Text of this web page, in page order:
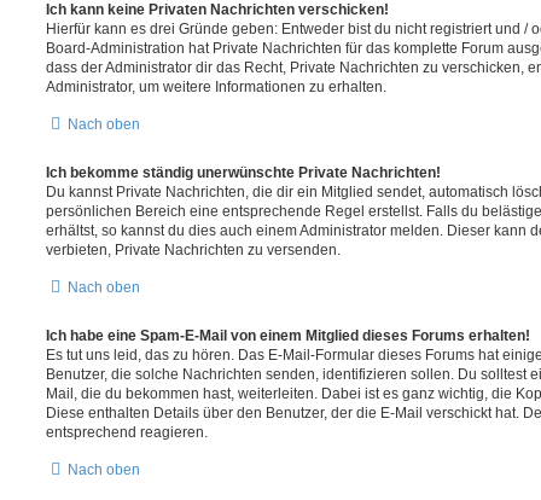
Ich kann keine Privaten Nachrichten verschicken!
Hierfür kann es drei Gründe geben: Entweder bist du nicht registriert und /
Board-Administration hat Private Nachrichten für das komplette Forum
dass der Administrator dir das Recht, Private Nachrichten zu verschicken,
Administrator, um weitere Informationen zu erhalten.
Nach oben
Ich bekomme ständig unerwünschte Private Nachrichten!
Du kannst Private Nachrichten, die dir ein Mitglied sendet, automatisch
persönlichen Bereich eine entsprechende Regel erstellst. Falls du
erhältst, so kannst du dies auch einem Administrator melden. Dieser kann
verbieten, Private Nachrichten zu versenden.
Nach oben
Ich habe eine Spam-E-Mail von einem Mitglied dieses Forums erhalten!
Es tut uns leid, das zu hören. Das E-Mail-Formular dieses Forums hat
Benutzer, die solche Nachrichten senden, identifizieren sollen. Du solltest
Mail, die du bekommen hast, weiterleiten. Dabei ist es ganz wichtig, die
Diese enthalten Details über den Benutzer, der die E-Mail verschickt hat.
entsprechend reagieren.
Nach oben